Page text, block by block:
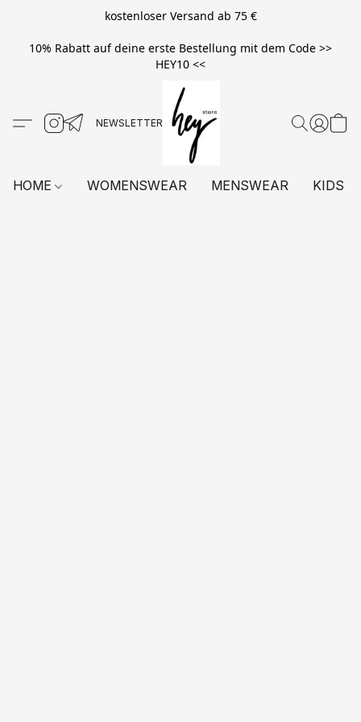
kostenloser Versand ab 75 €
10% Rabatt auf deine erste Bestellung mit dem Code >>
HEY10 <<
HOME WOMENSWEAR MENSWEAR KIDS